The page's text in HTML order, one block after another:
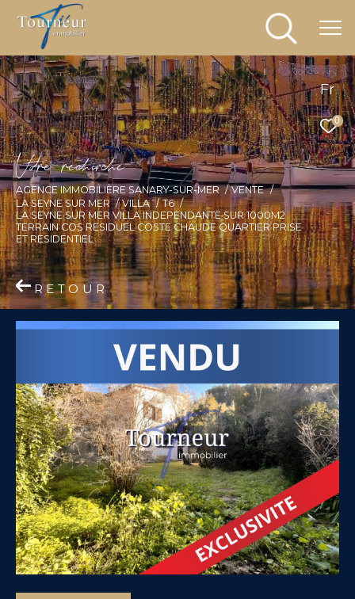
Fr
0
Vore recece
AGENCE IMMOBILIÈRE SANARY-SUR-MER
VENTE
LA SEYNE SUR MER
VILLA
T6
LA SEYNE SUR MER VILLA INDEPENDANTE SUR 1000M2
TERRAIN COS RESIDUEL COSTE CHAUDE QUARTIER PRISE
ET RESIDENTIEL
RETOUR